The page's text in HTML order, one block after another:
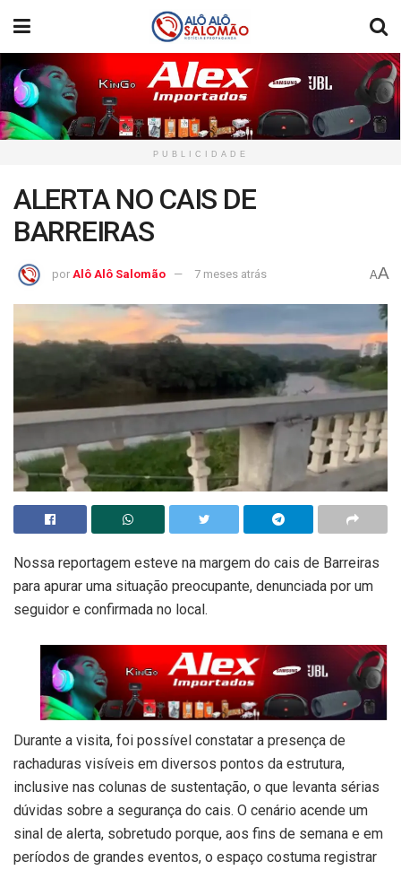
PUBLICIDADE
ALERTA NO CAIS DE
BARREIRAS
por Alô Alô Salomão 7 meses atrás AA
Nossa reportagem esteve na margem do cais de Barreiras
para apurar uma situação preocupante, denunciada por um
seguidor e confirmada no local.
Durante a visita, foi possível constatar a presença de
rachaduras visíveis em diversos pontos da estrutura,
inclusive nas colunas de sustentação, o que levanta sérias
dúvidas sobre a segurança do cais. O cenário acende um
sinal de alerta, sobretudo porque, aos fins de semana e em
períodos de grandes eventos, o espaço costuma registrar